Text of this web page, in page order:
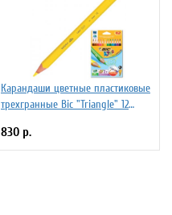
Карандаши цветные пластиковые
трехгранные Bic "Triangle" 12
830 р.